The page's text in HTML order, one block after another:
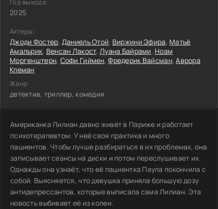
Год выхода:
2025
Актеры:
Джоди Фостер, Даниель Отой, Виржини Эфира, Матьё
Амальрик, Венсан Лакост,Луана Байрами, Ноам
Моргенштерн, Софи Гиймен,Фредерик Вайсман,Аврора
Клеман
Жанр:
детектив, триллер, комедия
Американка Лилиан давно живёт в Париже и работает
психотерапевтом. У неё своя практика и много
пациентов. Чтобы лучше разбираться в их проблемах, она
записывает сеансы на диски и потом переслушивает их.
Однажды она узнаёт, что её пациентка Паула покончила с
собой. Выясняется, что девушка приняла большую дозу
антидепрессантов, которые выписала сама Лилиан. Эта
новость выбивает её из колеи.